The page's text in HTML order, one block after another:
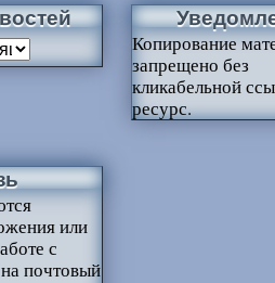
Копирование
запрещено без
кликабельной
ресурс.
или
с
почтовый